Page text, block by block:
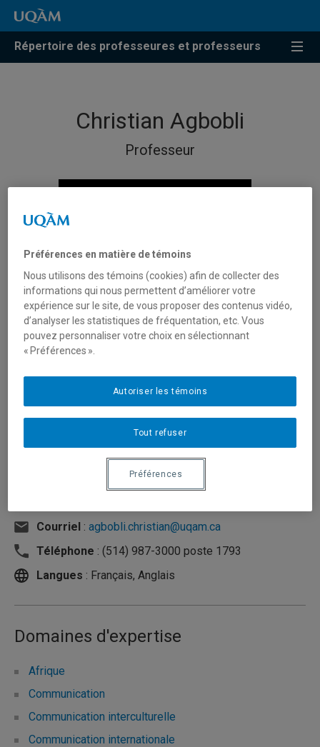
Répertoire des professeures et professeurs
Christian Agbobli
Professeur
Département de communication sociale et
Courriel : agbobli.christian@uqam.ca
Téléphone : (514) 987-3000 poste 1793
Langues : Français, Anglais
Domaines d'expertise
Afrique
Communication
Communication interculturelle
Communication internationale
Préférences en matière de témoins
Nous utilisons des témoins (cookies) afin de collecter des
informations qui nous permettent d’améliorer votre
expérience sur le site, de vous proposer des contenus vidéo,
d’analyser les statistiques de fréquentation, etc. Vous
pouvez personnaliser votre choix en sélectionnant
« Préférences ».
Tout refuser
Autoriser les témoins
Préférences